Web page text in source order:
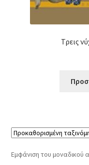
Τρεις
Εμφάνιση του μοναδικού